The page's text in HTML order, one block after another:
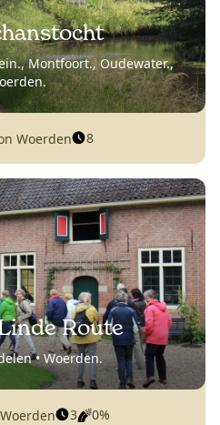
Montfoort., Oudewater.,
Woerden 8
Route
• Woerden.
3 0%